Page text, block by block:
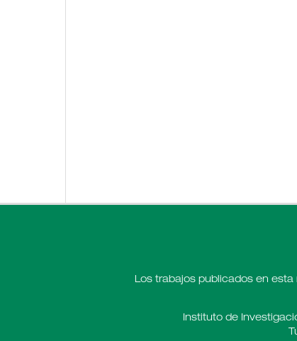
Los trabajos publicados en
Instituto de